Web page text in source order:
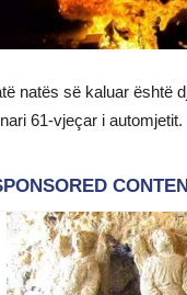
natës së kaluar është
61-vjeçar i automjetit.